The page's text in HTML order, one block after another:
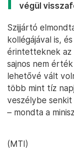
végül
Szijjártó
kollégájával is,
érintetteknek az
sajnos nem
lehetővé vált
több mint tíz
veszélybe
– mondta a
(MTI)